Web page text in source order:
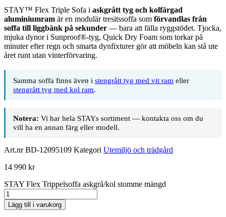
STAY™ Flex Triple Sofa i askgrått tyg och kolfärgad
aluminiumram är en modulär tresitssoffa som förvandlas från
soffa till liggbänk på sekunder — bara att fälla ryggstödet. Tjocka,
mjuka dynor i Sunproof®-tyg, Quick Dry Foam som torkar på
minuter efter regn och smarta dynfixturer gör att möbeln kan stå ute
året runt utan vinterförvaring.
Samma soffa finns även i stengrått tyg med vit ram eller
stengrått tyg med kol ram.
Notera: Vi har hela STAYs sortiment — kontakta oss om du
vill ha en annan färg eller modell.
Art.nrBD-12095109 Kategori Utemiljö och trädgård
14 990 kr
STAY Flex Trippelsoffa askgrå/kol stomme mängd
Lägg till i varukorg